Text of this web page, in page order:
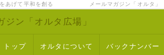
をあげて平和を創る メールマガジン「オルタ」
ジン「オルタ広場」
トップ オルタについて バックナンバー